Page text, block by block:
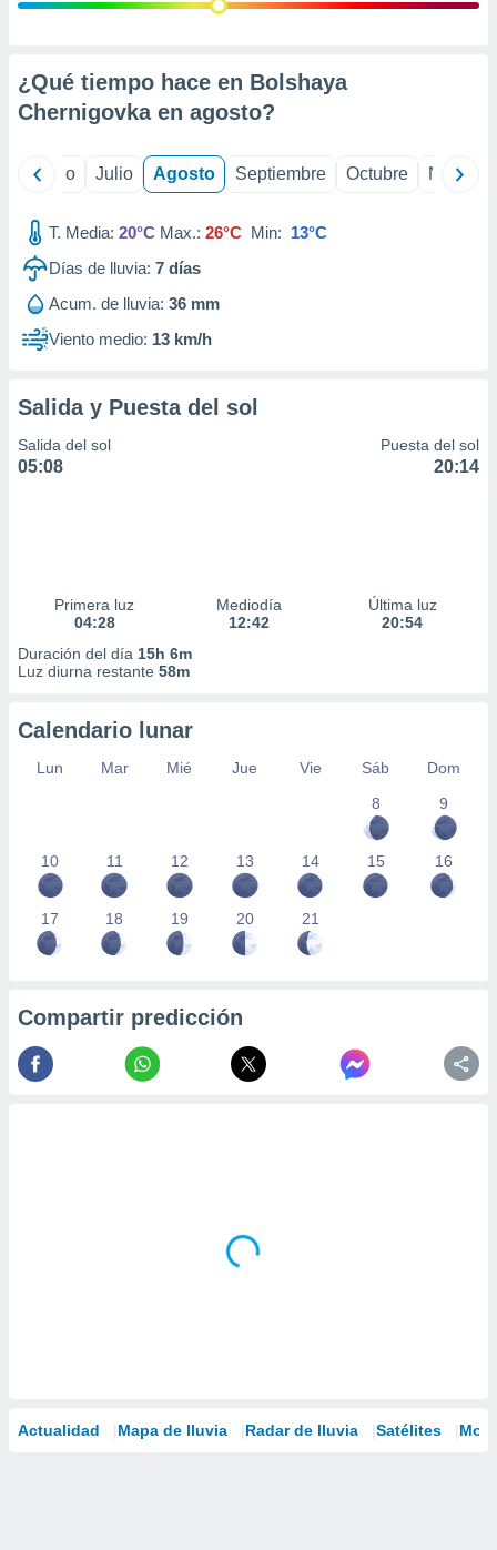
e
mediante
publicidad
de
1199
¿Qué tiempo hace en Bolshaya
Chernigovka en agosto?
Junio Julio Agosto Septiembre Octubre
T. Media: 20°C Max.: 26°C Min: 13°C
Días de lluvia: 7 días
Acum. de lluvia: 36 mm
Viento medio: 13 km/h
Salida y Puesta del sol
Salida del sol
05:08
Puesta del sol
20:14
Primera luz
04:28
Mediodía
12:42
Última luz
20:54
Duración del día 15h 6m
Luz diurna restante 58m
Calendario lunar
Lun Mar Mié Jue Vie Sáb
Dom
8
9
10 11 12 13 14 15 16
17 18 19 20 21
Compartir predicción
Actualidad Mapa de lluvia Radar de lluvia Satélites